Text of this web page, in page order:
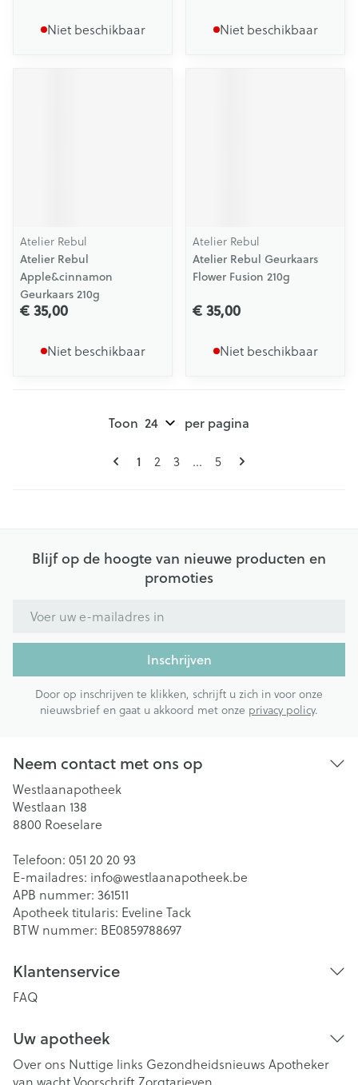
Niet beschikbaar Niet beschikbaar
Atelier Rebul
Atelier Rebul
Apple&cinnamon
Geurkaars 210g
€ 35,00
Niet beschikbaar
Atelier Rebul
Atelier Rebul Geurkaars
Flower Fusion 210g
€ 35,00
Niet beschikbaar
Pagina's
U lees momenteel pagina
1 Pagina
2 Pagina
3 ... Pagina
5
Toon per pagina
Blijf op de hoogte van nieuwe producten en
promoties
Inschrijven
Door op inschrijven te klikken, schrijft u zich in voor onze
nieuwsbrief en gaat u akkoord met onze privacy policy.
Neem contact met ons op
Westlaanapotheek
Westlaan 138
8800 Roeselare
Telefoon: 051 20 20 93
E-mailadres: info@westlaanapotheek.be
APB nummer: 361511
Apotheek titularis: Eveline Tack
BTW nummer: BE0859788697
Klantenservice
FAQ
Uw apotheek
Over ons Nuttige links Gezondheidsnieuws Apotheker